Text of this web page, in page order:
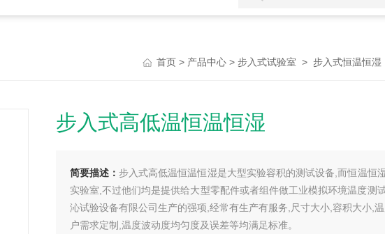
首页 > 产品中心 >步入式试验室 >步入式恒温恒湿
步入式高低温恒温恒湿
简要描述： 步入式高低温恒温恒湿是大型实验容积的测试设备,而恒温恒
实验室,不过他们均是提供给大型零配件或者组件做工业模拟环境温度测
沁试验设备有限公司生产的强项,经常有生产有服务,尺寸大小,容积大小,
户需求定制,温度波动度均匀度及误差等均满足标准。